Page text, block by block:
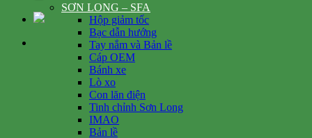
SƠN LONG – SFA
Hộp giảm tốc
Bạc dẫn hướng
Tay nắm và Bản lề
Cáp OEM
Bánh xe
Lò xo
Con lăn điện
Tinh chỉnh Sơn Long
IMAO
Bản lề